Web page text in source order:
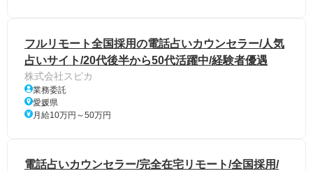
フルリモート全国採用の電話占いカウンセラー/人気
占いサイト/20代後半から50代活躍中/経験者優遇
株式会社スピカ
業務委託
愛媛県
月給10万円～50万円
電話占いカウンセラー/完全在宅リモート/全国採用/